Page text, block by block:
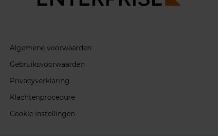
Algemene voorwaarden
Gebruiksvoorwaarden
Privacyverklaring
Klachtenprocedure
Cookie instellingen